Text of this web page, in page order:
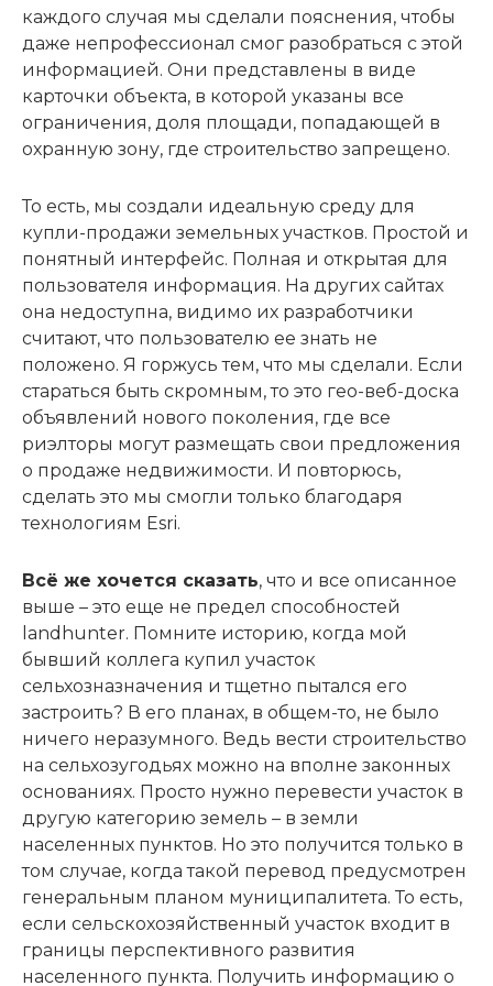
каждого случая мы сделали пояснения, чтобы
даже непрофессионал смог разобраться с этой
информацией. Они представлены в виде
карточки объекта, в которой указаны все
ограничения, доля площади, попадающей в
охранную зону, где строительство запрещено.
То есть, мы создали идеальную среду для
купли-продажи земельных участков. Простой и
понятный интерфейс. Полная и открытая для
пользователя информация. На других сайтах
она недоступна, видимо их разработчики
считают, что пользователю ее знать не
положено. Я горжусь тем, что мы сделали. Если
стараться быть скромным, то это гео-веб-доска
объявлений нового поколения, где все
риэлторы могут размещать свои предложения
о продаже недвижимости. И повторюсь,
сделать это мы смогли только благодаря
технологиям Esri.
Всё же хочется сказать, что и все описанное
выше – это еще не предел способностей
landhunter. Помните историю, когда мой
бывший коллега купил участок
сельхозназначения и тщетно пытался его
застроить? В его планах, в общем-то, не было
ничего неразумного. Ведь вести строительство
на сельхозугодьях можно на вполне законных
основаниях. Просто нужно перевести участок в
другую категорию земель – в земли
населенных пунктов. Но это получится только в
том случае, когда такой перевод предусмотрен
генеральным планом муниципалитета. То есть,
если сельскохозяйственный участок входит в
границы перспективного развития
населенного пункта. Получить информацию о